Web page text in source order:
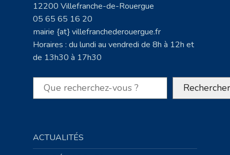
12200 Villefranche-de-Rouergue
05 65 65 16 20
mairie {at} villefranchederouergue.fr
Horaires : du lundi au vendredi de 8h à 12h et
de 13h30 à 17h30
Rechercher Rechercher
ACTUALITÉS